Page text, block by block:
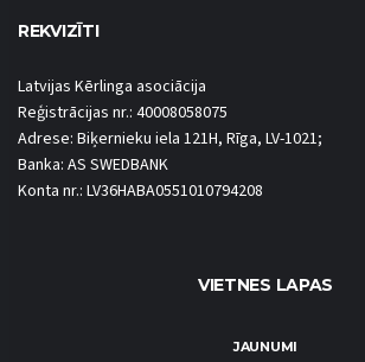
REKVIZĪTI
Latvijas Kērlinga asociācija
Reģistrācijas nr.: 40008058075
Adrese: Biķernieku iela 121H, Rīga, LV-1021;
Banka: AS SWEDBANK
Konta nr.: LV36HABA0551010794208
VIETNES LAPAS
JAUNUMI